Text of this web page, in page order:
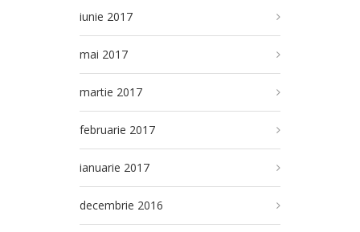
iunie 2017
mai 2017
martie 2017
februarie 2017
ianuarie 2017
decembrie 2016